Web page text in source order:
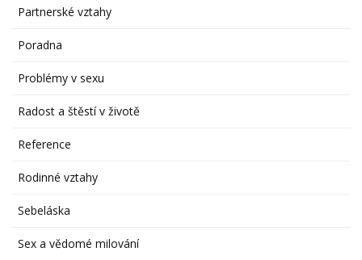
Partnerské vztahy
Poradna
Problémy v sexu
Radost a štěstí v životě
Reference
Rodinné vztahy
Sebeláska
Sex a vědomé milování